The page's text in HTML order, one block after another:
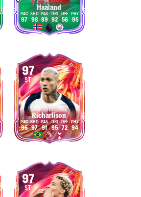
Haaland
97 98 89 92 56 95
97
ST
Richarlison
96 97 91 95 72 94
97
ST